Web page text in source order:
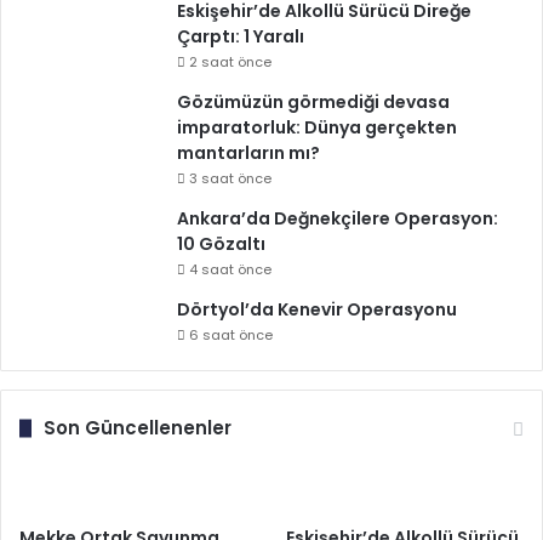
Eskişehir’de Alkollü Sürücü Direğe
Çarptı: 1 Yaralı
2 saat önce
Gözümüzün görmediği devasa
imparatorluk: Dünya gerçekten
mantarların mı?
3 saat önce
Ankara’da Değnekçilere Operasyon:
10 Gözaltı
4 saat önce
Dörtyol’da Kenevir Operasyonu
6 saat önce
Son Güncellenenler